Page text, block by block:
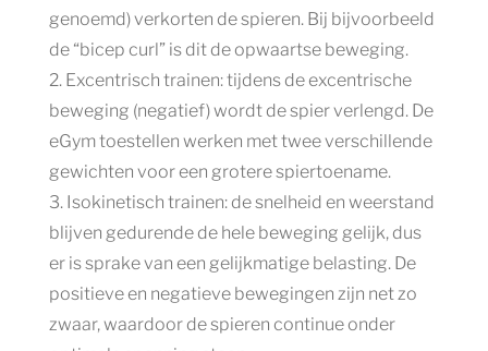
genoemd) verkorten de spieren. Bij bijvoorbeeld
de “bicep curl” is dit de opwaartse beweging.
Excentrisch trainen: tijdens de excentrische
beweging (negatief) wordt de spier verlengd. De
eGym toestellen werken met twee verschillende
gewichten voor een grotere spiertoename.
Isokinetisch trainen: de snelheid en weerstand
blijven gedurende de hele beweging gelijk, dus
er is sprake van een gelijkmatige belasting. De
positieve en negatieve bewegingen zijn net zo
zwaar, waardoor de spieren continue onder